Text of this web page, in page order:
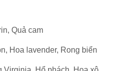
Quả cam
Hoa lavender, Rong biển